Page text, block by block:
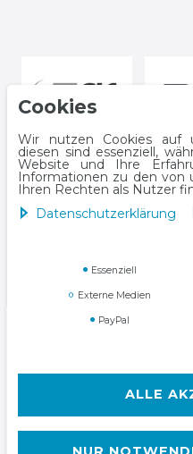
Cookies
Wir nutzen Cookies auf
diesen sind essenziell,
Website und Ihre
Informationen zu den von
Ihren Rechten als Nutzer
Daten­schutz­erklärung
Essenziell
Externe Medien
PayPal
ALLE
AGB